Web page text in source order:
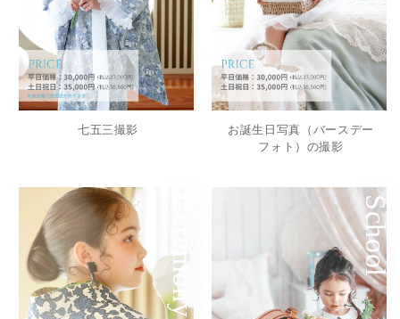
七五三撮影
お誕生日写真（バースデー
フォト）の撮影
Ceremony School